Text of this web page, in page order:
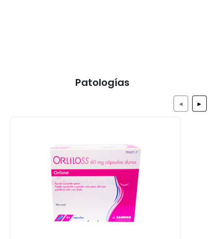
Patologías
◀ ▶